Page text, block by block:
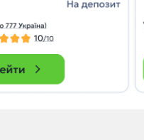
дрони,
триває
потреби